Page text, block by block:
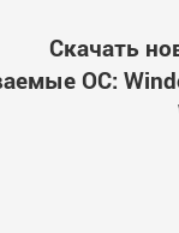
Скачать
ОС: